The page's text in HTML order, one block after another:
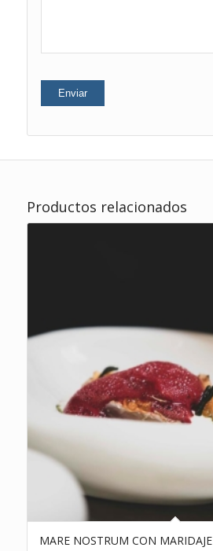
Productos relacionados
MARE NOSTRUM CON MARIDAJE